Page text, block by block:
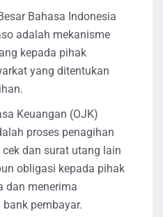
Bahasa Indonesia
adalah mekanisme
kepada pihak
yang ditentukan
Keuangan (OJK)
proses penagihan
dan surat utang lain
obligasi kepada pihak
dan menerima
pembayar.